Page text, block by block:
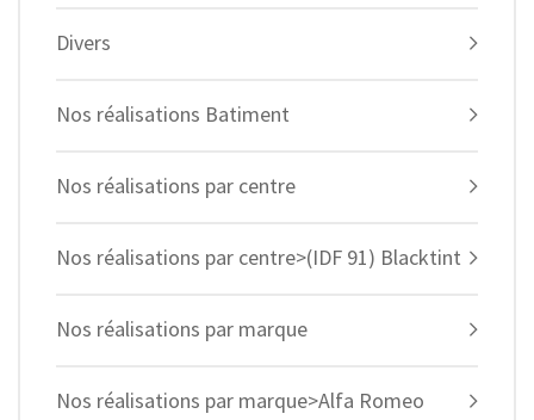
Divers
Nos réalisations Batiment
Nos réalisations par centre
Nos réalisations par centre>(IDF 91) Blacktint
Nos réalisations par marque
Nos réalisations par marque>Alfa Romeo